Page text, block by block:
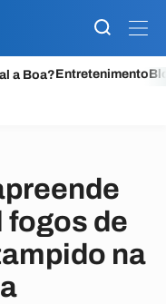
a Boa?Entretenimento
fogos de
na